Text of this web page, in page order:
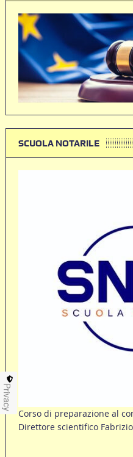
SCUOLA NOTARILE
Corso di preparazione al
Direttore scientifico
Privacy